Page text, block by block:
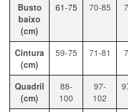
Busto
baixo
(cm)
61-75 70-85
Cintura
(cm)
59-75 71-81
Quadril
(cm)
88-
100
97-
102